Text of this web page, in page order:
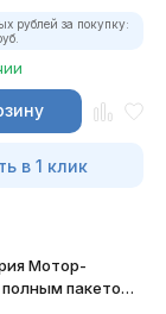
рублей за покупку:
в 1 клик
Мотор-
пакетом